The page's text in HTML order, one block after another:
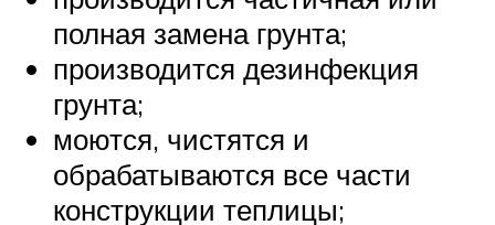
полная замена грунта;
производится дезинфекция
грунта;
моются, чистятся и
обрабатываются все части
конструкции теплицы;